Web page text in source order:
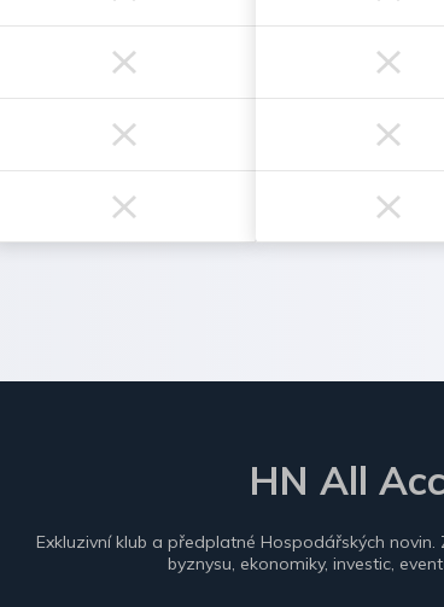
HN All
Exkluzivní klub a předplatné Hospodářských
byznysu, ekonomiky, investic,